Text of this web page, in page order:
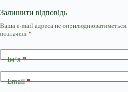
Залишити відповідь
Ваша e-mail адреса не оприлюднюватиметься.
позначені *
Ім’я*
Email*